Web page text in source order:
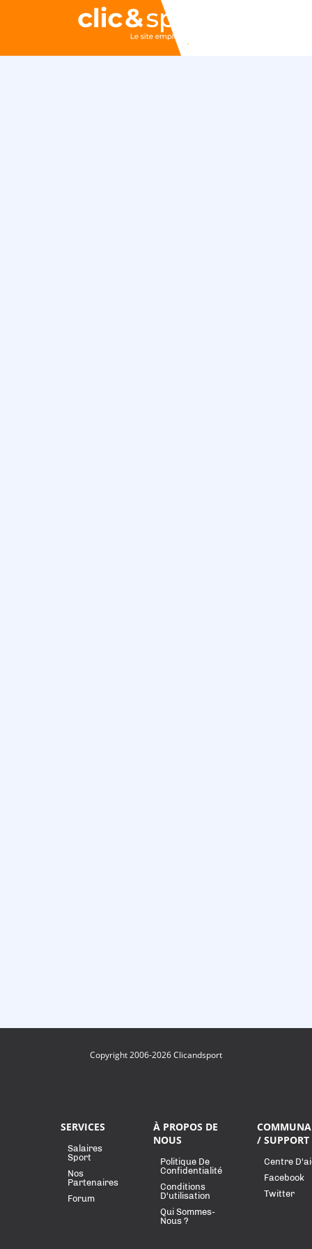
Copyright 2006-2026 Clicandsport
SERVICES
Salaires
Sport
Nos
Partenaires
Forum
À PROPOS DE
NOUS
Politique De
Confidentialité
Conditions
D'utilisation
Qui Sommes-
Nous ?
/ SUPPORT
Centre
Facebook
Twitter